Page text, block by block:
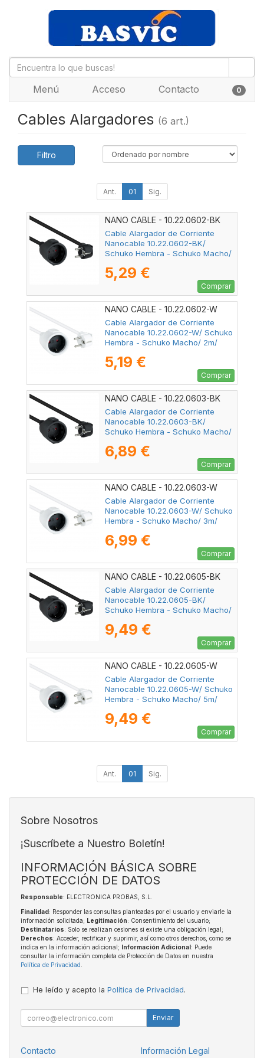
Menú Acceso Contacto 0
Cables Alargadores (6 art.)
Filtro
Ant. 01 Sig.
NANO CABLE - 10.22.0602-BK
Cable Alargador de Corriente
Nanocable 10.22.0602-BK/
Schuko Hembra - Schuko Macho/
5,29 €
Comprar
NANO CABLE - 10.22.0602-W
Cable Alargador de Corriente
Nanocable 10.22.0602-W/ Schuko
Hembra - Schuko Macho/ 2m/
5,19 €
Comprar
NANO CABLE - 10.22.0603-BK
Cable Alargador de Corriente
Nanocable 10.22.0603-BK/
Schuko Hembra - Schuko Macho/
6,89 €
Comprar
NANO CABLE - 10.22.0603-W
Cable Alargador de Corriente
Nanocable 10.22.0603-W/ Schuko
Hembra - Schuko Macho/ 3m/
6,99 €
Comprar
NANO CABLE - 10.22.0605-BK
Cable Alargador de Corriente
Nanocable 10.22.0605-BK/
Schuko Hembra - Schuko Macho/
9,49 €
Comprar
NANO CABLE - 10.22.0605-W
Cable Alargador de Corriente
Nanocable 10.22.0605-W/ Schuko
Hembra - Schuko Macho/ 5m/
9,49 €
Comprar
Ant. 01 Sig.
Sobre Nosotros
¡Suscríbete a Nuestro Boletín!
INFORMACIÓN BÁSICA SOBRE
PROTECCIÓN DE DATOS
Responsable: ELECTRONICA PROBAS, S.L.
Finalidad : Responder las consultas planteadas por el usuario y enviarle la
información solicitada; Legitimación: Consentimiento del usuario;
Destinatarios: Solo se realizan cesiones si existe una obligación legal;
Derechos: Acceder, rectificar y suprimir, así como otros derechos, como se
indica en la información adicional;
Información Adicional : Puede
consultar la información completa de Protección de Datos en nuestra
Política de Privacidad
He leído y acepto la Política de Privacidad.
Enviar
Contacto Información Legal